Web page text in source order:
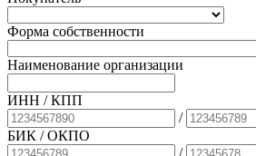
Форма собственности
Наименование организации
ИНН / КПП
/
БИК / ОКПО
/